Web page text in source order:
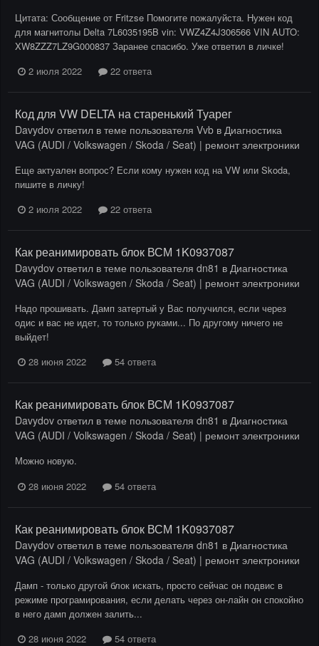
Цитата: Сообщение от Fritzse Помогите пожалуйста. Нужен код
для магнитолы Delta 7L6035195B vin: VWZ4Z4J306566 VIN AUTO:
XW8ZZZ7LZ9G000837 Заранее спасибо. Уже ответил в личке!
2 июля 2022
22 ответа
Код для VW DELTA на старенький Туарег
Davydov ответил в теме пользователя Vvb в Диагностика
VAG (AUDI / Volkswagen / Skoda / Seat) | ремонт электроники
Еще актуален вопрос? Если кому нужен код на VW или Skoda,
пишите в личку!
2 июля 2022
22 ответа
Как реанимировать блок ВСМ 1K0937087
Davydov ответил в теме пользователя dn81 в Диагностика
VAG (AUDI / Volkswagen / Skoda / Seat) | ремонт электроники
Надо прошивать. Дамп затертый у Вас получился, если через
одис и вас не идет, то только руками... По другому ничего не
выйдет!
28 июня 2022
54 ответа
Как реанимировать блок ВСМ 1K0937087
Davydov ответил в теме пользователя dn81 в Диагностика
VAG (AUDI / Volkswagen / Skoda / Seat) | ремонт электроники
Можно новую.
28 июня 2022
54 ответа
Как реанимировать блок ВСМ 1K0937087
Davydov ответил в теме пользователя dn81 в Диагностика
VAG (AUDI / Volkswagen / Skoda / Seat) | ремонт электроники
Дамп - только другой блок искать, просто сейчас он подвис в
режиме програмирования, если делать через он-лайн он спокойно
в него дамп должен залить...
28 июня 2022
54 ответа